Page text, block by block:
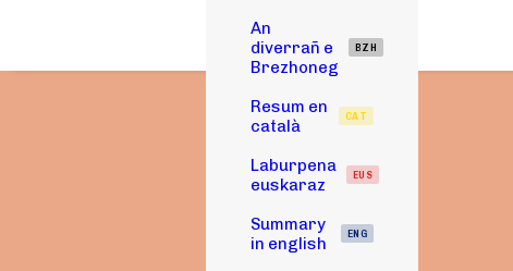
An
diverrañ e
Brezhoneg
BZH
Resum en
català
CAT
Laburpena
euskaraz
EUS
Summary
in english
ENG